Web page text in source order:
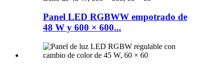
Panel LED RGBWW empotrado de
48 W y 600 × 600...